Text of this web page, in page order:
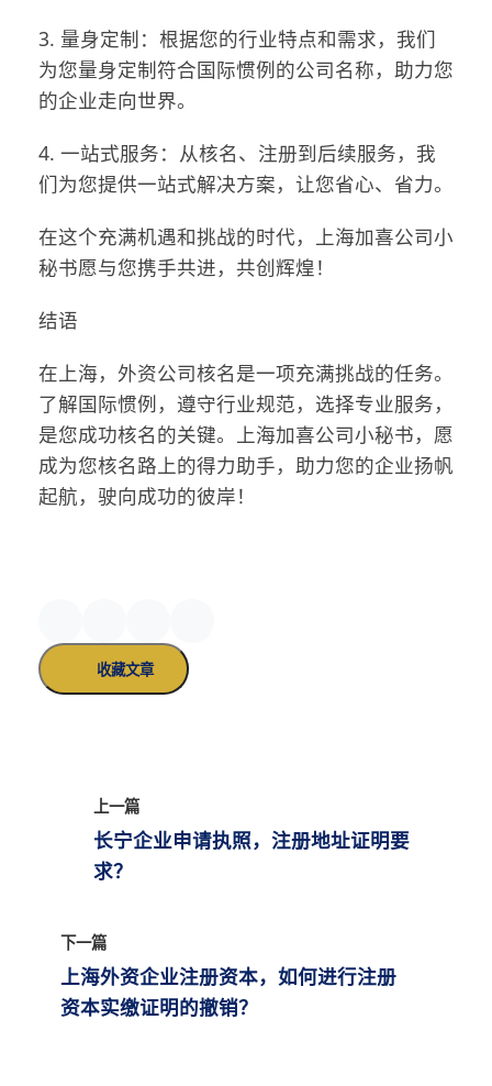
3. 量身定制：根据您的行业特点和需求，我们
为您量身定制符合国际惯例的公司名称，助力您
的企业走向世界。
4. 一站式服务：从核名、注册到后续服务，我
们为您提供一站式解决方案，让您省心、省力。
在这个充满机遇和挑战的时代，上海加喜公司小
秘书愿与您携手共进，共创辉煌！
结语
在上海，外资公司核名是一项充满挑战的任务。
了解国际惯例，遵守行业规范，选择专业服务，
是您成功核名的关键。上海加喜公司小秘书，愿
成为您核名路上的得力助手，助力您的企业扬帆
起航，驶向成功的彼岸！
收藏文章
上一篇
长宁企业申请执照，注册地址证明要
求？
下一篇
上海外资企业注册资本，如何进行注册
资本实缴证明的撤销？